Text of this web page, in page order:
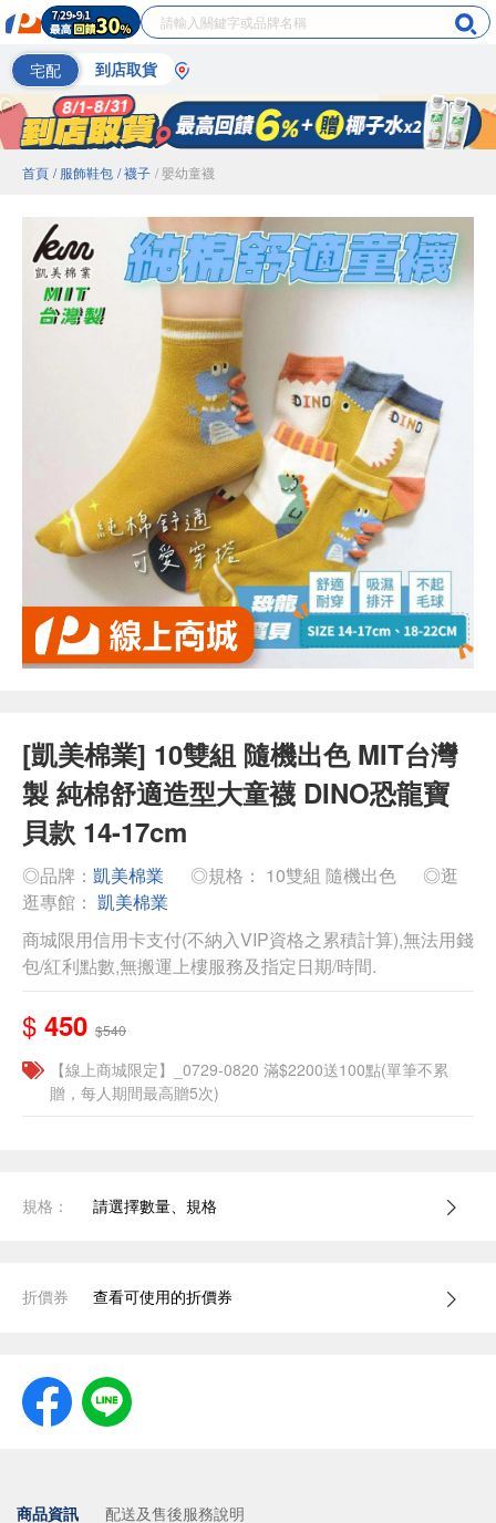
宅配 到店取貨
首頁 / 服飾鞋包 / 襪子 / 嬰幼童襪
[凱美棉業] 10雙組 隨機出色 MIT台灣
製 純棉舒適造型大童襪 DINO恐龍寶
貝款 14-17cm
◎品牌： 凱美棉業 ◎規格： 10雙組 隨機出色
◎逛
逛專館： 凱美棉業
商城限用信用卡支付(不納入VIP資格之累積計算),無法用錢
包/紅利點數,無搬運上樓服務及指定日期/時間.
$ 450 $540
【線上商城限定】_0729-0820 滿$2200送100點(單筆不累
贈，每人期間最高贈5次)
規格： 請選擇數量、規格
折價券 查看可使用的折價券
商品資訊 配送及售後服務說明